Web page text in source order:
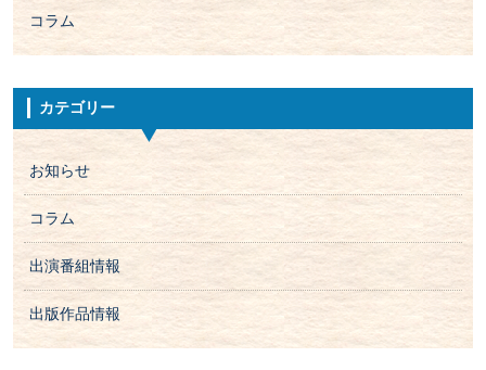
コラム
カテゴリー
お知らせ
コラム
出演番組情報
出版作品情報